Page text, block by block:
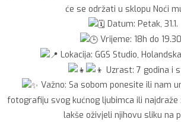
će se održati u sklopu Noći
Datum: Petak, 31.1.
Vrijeme: 18h do
Lokacija: GGS Studio,
Uzrast: 7 godina i
Važno: Sa sobom ponesite ili nam
fotografiju svog kućnog ljubimca ili najdraže
lakše oživjeli njihovu sliku na